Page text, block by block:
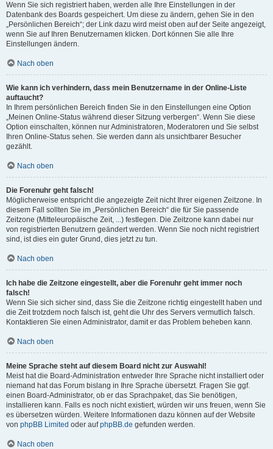
Wenn Sie sich registriert haben, werden alle Ihre Einstellungen in der
Datenbank des Boards gespeichert. Um diese zu ändern, gehen Sie in den
„Persönlichen Bereich“; der Link dazu wird meist oben auf der Seite angezeigt,
wenn Sie auf Ihren Benutzernamen klicken. Dort können Sie alle Ihre
Einstellungen ändern.
Nach oben
Wie kann ich verhindern, dass mein Benutzername in der Online-Liste
auftaucht?
In Ihrem persönlichen Bereich finden Sie in den Einstellungen eine Option
„Meinen Online-Status während dieser Sitzung verbergen“. Wenn Sie diese
Option einschalten, können nur Administratoren, Moderatoren und Sie selbst
Ihren Online-Status sehen. Sie werden dann als unsichtbarer Besucher
gezählt.
Nach oben
Die Forenuhr geht falsch!
Möglicherweise entspricht die angezeigte Zeit nicht Ihrer eigenen Zeitzone. In
diesem Fall sollten Sie im „Persönlichen Bereich“ die für Sie passende
Zeitzone (Mitteleuropäische Zeit, ...) festlegen. Die Zeitzone kann dabei nur
von registrierten Benutzern geändert werden. Wenn Sie noch nicht registriert
sind, ist dies ein guter Grund, dies jetzt zu tun.
Nach oben
Ich habe die Zeitzone eingestellt, aber die Forenuhr geht immer noch
falsch!
Wenn Sie sich sicher sind, dass Sie die Zeitzone richtig eingestellt haben und
die Zeit trotzdem noch falsch ist, geht die Uhr des Servers vermutlich falsch.
Kontaktieren Sie einen Administrator, damit er das Problem beheben kann.
Nach oben
Meine Sprache steht auf diesem Board nicht zur Auswahl!
Meist hat die Board-Administration entweder Ihre Sprache nicht installiert oder
niemand hat das Forum bislang in Ihre Sprache übersetzt. Fragen Sie ggf.
einen Board-Administrator, ob er das Sprachpaket, das Sie benötigen,
installieren kann. Falls es noch nicht existiert, würden wir uns freuen, wenn Sie
es übersetzen würden. Weitere Informationen dazu können auf der Website
von phpBB Limited oder aufphpBB.de gefunden werden.
Nach oben